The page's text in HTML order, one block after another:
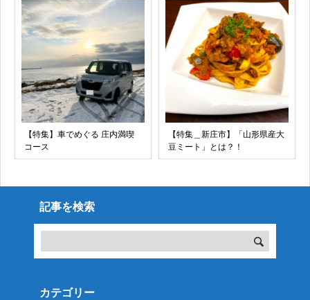
【特集】車でめぐる 庄内満喫
コース
【特集＿新庄市】「山形県産大
豆ミート」とは？！
記事を検索
カテゴリー